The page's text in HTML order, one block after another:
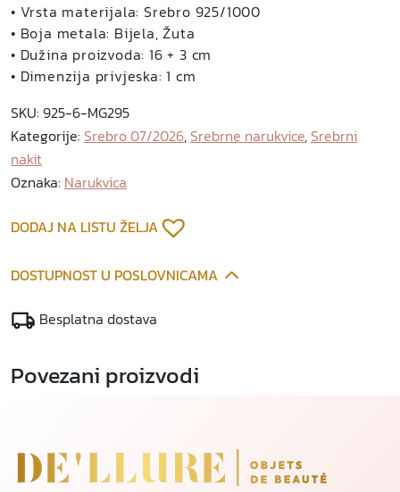
• Vrsta materijala: Srebro 925/1000
• Boja metala: Bijela, Žuta
• Dužina proizvoda: 16 + 3 cm
• Dimenzija privjeska: 1 cm
SKU: 925-6-MG295
Kategorije: Srebro 07/2026, Srebrne narukvice, Srebrni
nakit
Oznaka: Narukvica
DODAJ NA LISTU ŽELJA
DOSTUPNOST U POSLOVNICAMA
Besplatna dostava
Povezani proizvodi